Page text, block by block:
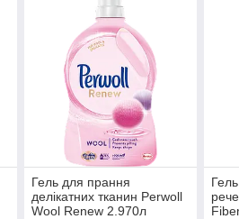
Гель для прання
делікатних тканин Perwoll
Wool Renew 2.970л